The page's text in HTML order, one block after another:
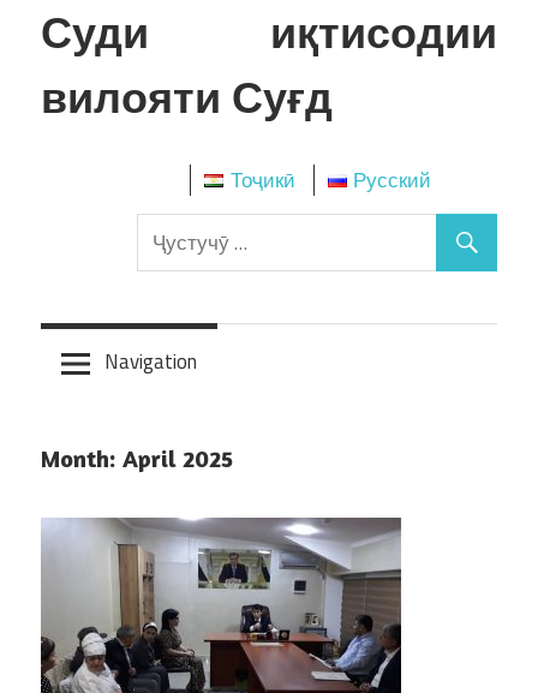
Skip
to
Суди иқтисодии
вилояти Суғд
Тоҷикӣ Русский
Navigation
Month: April 2025